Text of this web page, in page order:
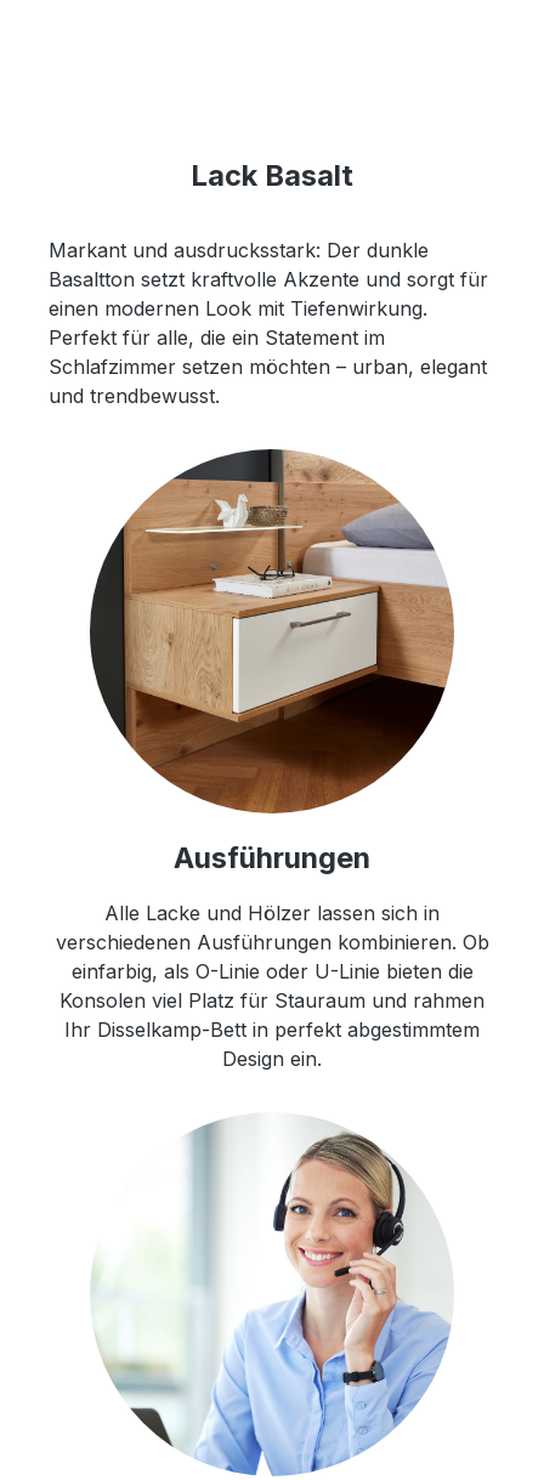
Lack Basalt
Markant und ausdrucksstark: Der dunkle
Basaltton setzt kraftvolle Akzente und sorgt für
einen modernen Look mit Tiefenwirkung.
Perfekt für alle, die ein Statement im
Schlafzimmer setzen möchten – urban, elegant
und trendbewusst.
Ausführungen
Alle Lacke und Hölzer lassen sich in
verschiedenen Ausführungen kombinieren. Ob
einfarbig, als O-Linie oder U-Linie bieten die
Konsolen viel Platz für Stauraum und rahmen
Ihr Disselkamp-Bett in perfekt abgestimmtem
Design ein.